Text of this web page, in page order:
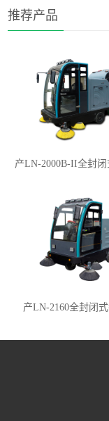
推荐产品
产LN-2000B-II全封
产LN-2160全封闭